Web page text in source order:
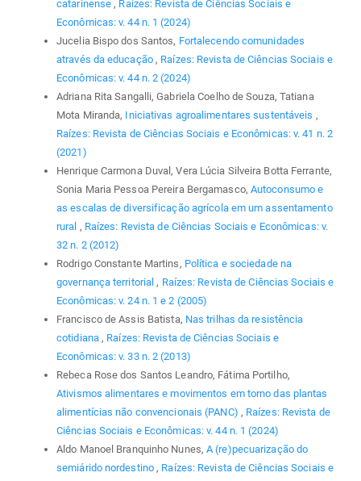
catarinense, Raízes: Revista de Ciências Sociais e
Econômicas: v. 44 n. 1 (2024)
Jucelia Bispo dos Santos, Fortalecendo comunidades
através da educação , Raízes: Revista de Ciências Sociais e
Econômicas: v. 44 n. 2 (2024)
Adriana Rita Sangalli, Gabriela Coelho de Souza, Tatiana
Mota Miranda, Iniciativas agroalimentares sustentáveis ,
Raízes: Revista de Ciências Sociais e Econômicas: v. 41 n. 2
(2021)
Henrique Carmona Duval, Vera Lúcia Silveira Botta Ferrante,
Sonia Maria Pessoa Pereira Bergamasco, Autoconsumo e
as escalas de diversificação agrícola em um assentamento
rural , Raízes: Revista de Ciências Sociais e Econômicas: v.
32 n. 2 (2012)
Rodrigo Constante Martins, Política e sociedade na
governança territorial, Raízes: Revista de Ciências Sociais e
Econômicas: v. 24 n. 1 e 2 (2005)
Francisco de Assis Batista, Nas trilhas da resistência
cotidiana , Raízes: Revista de Ciências Sociais e
Econômicas: v. 33 n. 2 (2013)
Rebeca Rose dos Santos Leandro, Fátima Portilho,
Ativismos alimentares e movimentos em torno das plantas
alimentícias não convencionais (PANC) , Raízes: Revista de
Ciências Sociais e Econômicas: v. 44 n. 1 (2024)
Aldo Manoel Branquinho Nunes,A (re)pecuarização do
semiárido nordestino, Raízes: Revista de Ciências Sociais e